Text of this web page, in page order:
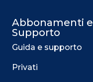
Abbonamenti e
Supporto
Guida e supporto
Privati